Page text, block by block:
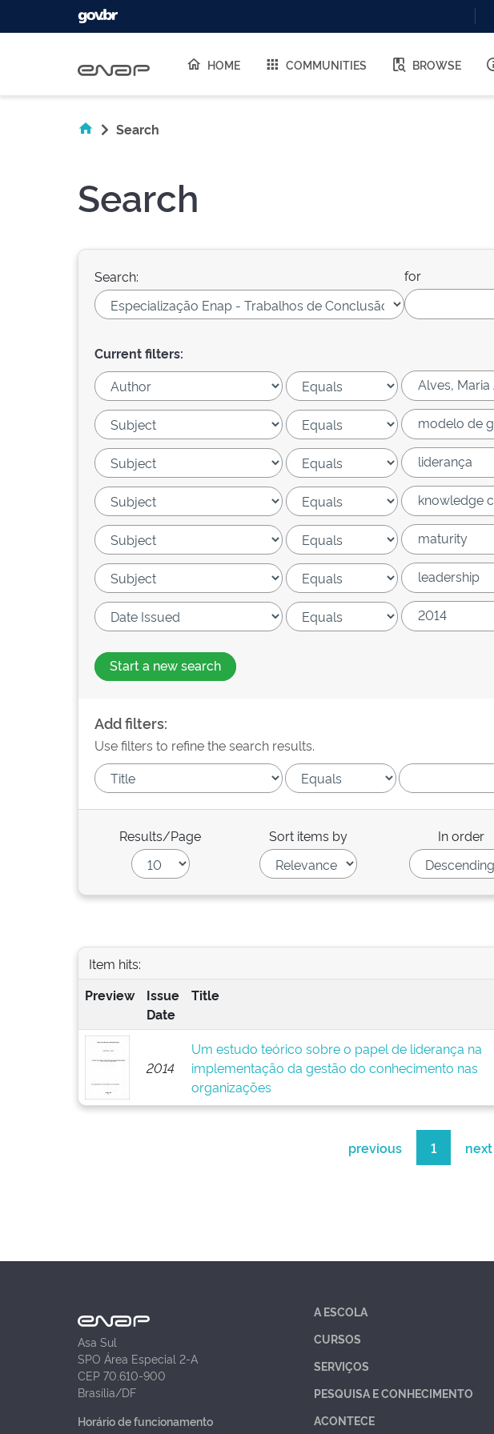
HOME COMMUNITIES BROWSE
Search
Search
Search: for
Current filters:
Start a new search
Add filters:
Use filters to refine the search results.
Results/Page Sort items by In order
Item hits:
Preview
Issue
Date
Title
2014
Um estudo teórico sobre o papel de liderança na
implementação da gestão do conhecimento nas
organizações
previous 1 next
Asa Sul
SPO Área Especial 2-A
CEP 70.610-900
Brasília/DF
Horário de funcionamento
A ESCOLA
CURSOS
SERVIÇOS
PESQUISA E CONHECIMENTO
ACONTECE